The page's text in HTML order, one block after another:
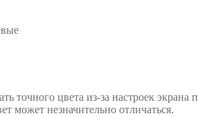
точного цвета из-за настроек экрана
может незначительно отличаться.